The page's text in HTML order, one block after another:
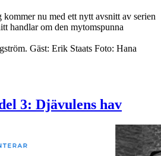
nu med ett nytt avsnitt av serien
handlar om den mytomspunna
Gäst: Erik Staats Foto: Hana
3: Djävulens hav